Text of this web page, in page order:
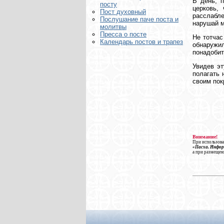
посту
Пост духовный
Послушание паче поста и
молитвы
Пресса о посте
Календарь постов и трапез
церковь,
нарушай
Не
Увидев
полагать
своим
Внимание!
При
«Пасха.
а при